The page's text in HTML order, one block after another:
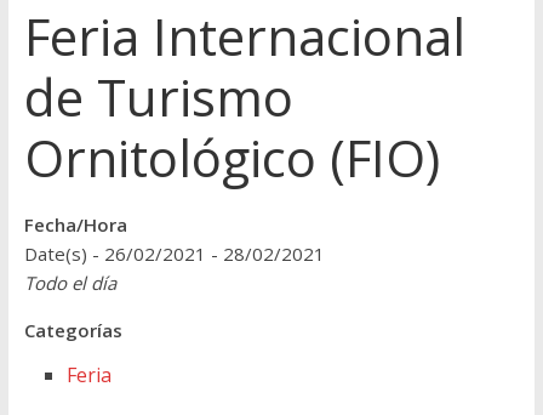
Feria Internacional
de Turismo
Ornitológico (FIO)
Fecha/Hora
Date(s) - 26/02/2021 - 28/02/2021
Todo el día
Categorías
Feria